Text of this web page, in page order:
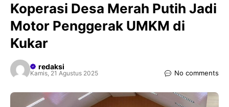
Koperasi Desa Merah Putih Jadi
Motor Penggerak UMKM di
Kukar
redaksi
Kamis, 21 Agustus 2025 No comments